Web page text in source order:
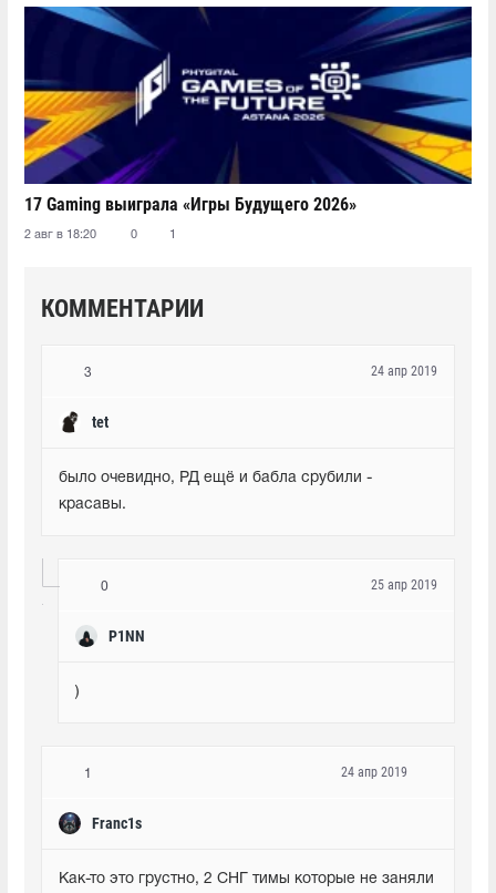
17 Gaming выиграла «Игры Будущего 2026»
2 авг в 18:20 0 1
КОММЕНТАРИИ
3
tet
24 апр 2019
было очевидно, РД ещё и бабла срубили -
красавы.
0
P1NN
25 апр 2019
)
1
Franc1s
24 апр 2019
Как-то это грустно, 2 СНГ тимы которые не заняли